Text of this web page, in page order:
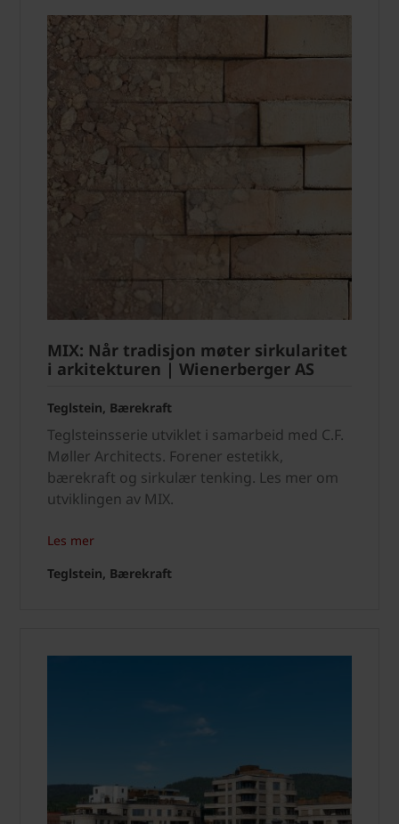
MIX: Når tradisjon møter sirkularitet
i arkitekturen | Wienerberger AS
Teglstein, Bærekraft
Teglsteinsserie utviklet i samarbeid med C.F.
Møller Architects. Forener estetikk,
bærekraft og sirkulær tenking. Les mer om
utviklingen av MIX.
Les mer
Teglstein, Bærekraft